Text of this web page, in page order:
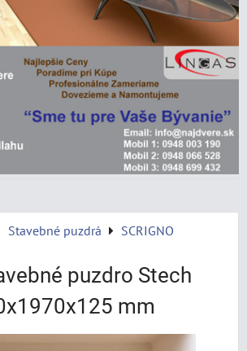
Stavebné puzdrá
SCRIGNO
puzdro Stech
mm